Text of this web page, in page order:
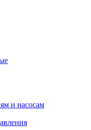
и насосам